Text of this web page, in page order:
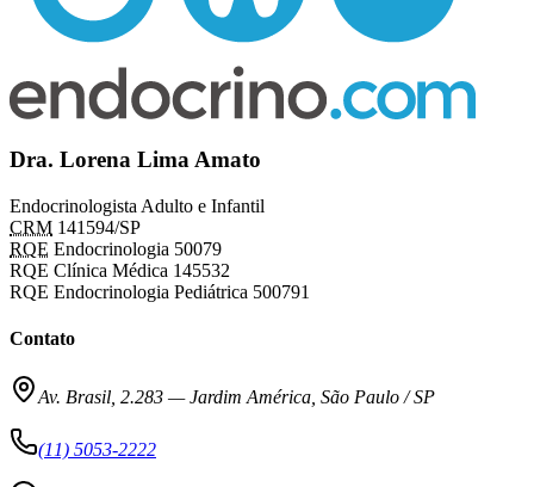
Dra. Lorena Lima Amato
Endocrinologista Adulto e Infantil
CRM 141594/SP
RQE Endocrinologia 50079
RQE Clínica Médica 145532
RQE Endocrinologia Pediátrica 500791
Contato
Av. Brasil, 2.283 —Jardim América, São Paulo / SP
(11) 5053-2222